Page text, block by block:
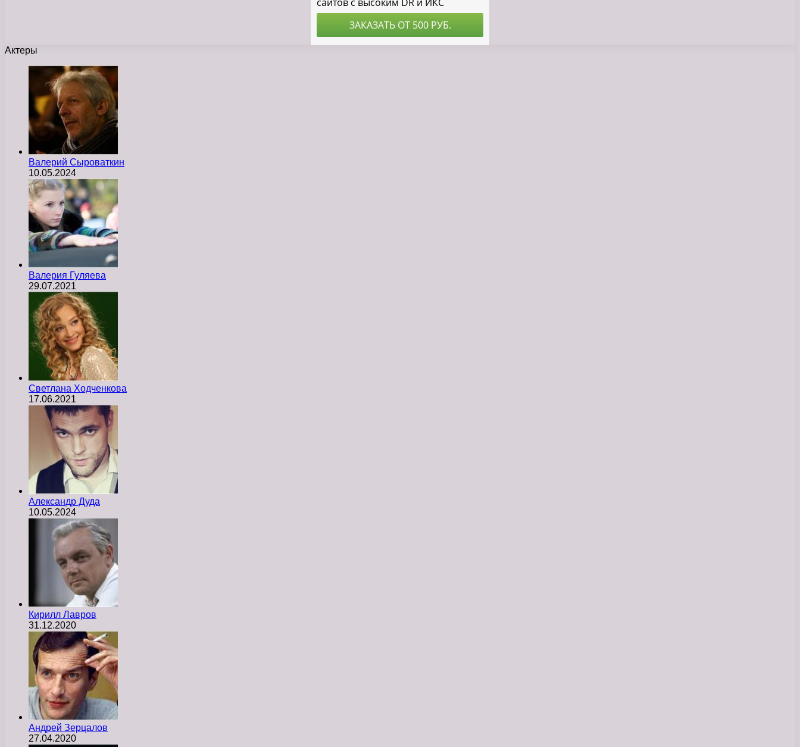
Актеры
Валерий Сыроваткин
10.05.2024
Валерия Гуляева
29.07.2021
Светлана Ходченкова
17.06.2021
Александр Дуда
10.05.2024
Кирилл Лавров
31.12.2020
Андрей Зерцалов
27.04.2020